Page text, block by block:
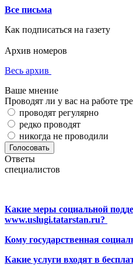
Все письма
Как подписаться на газету
Архив номеров
Весь архив
Ваше мнение
Проводят ли у вас на работе
проводят регулярно
редко проводят
никогда не проводили
Ответы
специалистов
Какие меры социальной
www.uslugi.tatarstan.ru?
Кому государственная
Какие услуги входят в